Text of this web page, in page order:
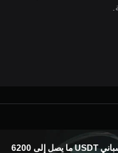
ما يصل إلى 6200 USDT ومنتجات رابطة الدوري الإسباني (LALIGA)